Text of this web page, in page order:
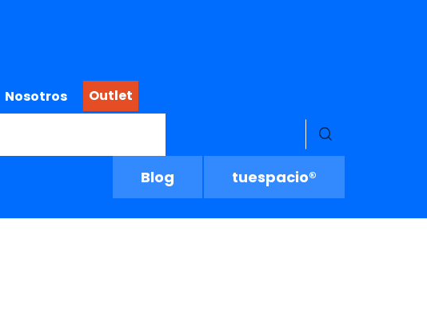
Nosotros Outlet
Menú
Blog tuespacio®